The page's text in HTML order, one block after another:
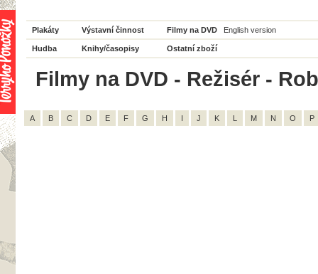
Plakáty Výstavní činnost Filmy na DVD English version
Hudba Knihy/časopisy Ostatní zboží
Filmy na DVD - Režisér -
A B C D E F G H I J K L M N O P